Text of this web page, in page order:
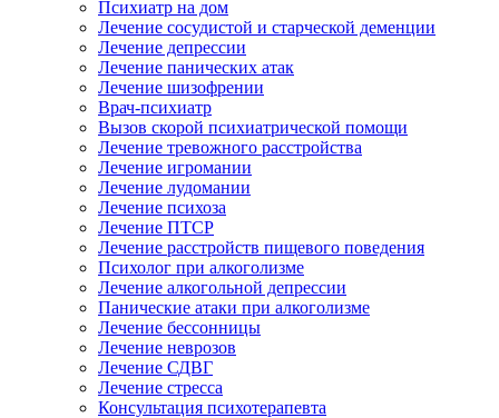
Психиатр на дом
Лечение сосудистой и старческой деменции
Лечение депрессии
Лечение панических атак
Лечение шизофрении
Врач-психиатр
Вызов скорой психиатрической помощи
Лечение тревожного расстройства
Лечение игромании
Лечение лудомании
Лечение психоза
Лечение ПТСР
Лечение расстройств пищевого поведения
Психолог при алкоголизме
Лечение алкогольной депрессии
Панические атаки при алкоголизме
Лечение бессонницы
Лечение неврозов
Лечение СДВГ
Лечение стресса
Консультация психотерапевта